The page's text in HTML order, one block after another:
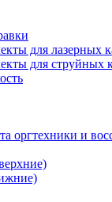
для лазерных
для струйных
оргтехники и